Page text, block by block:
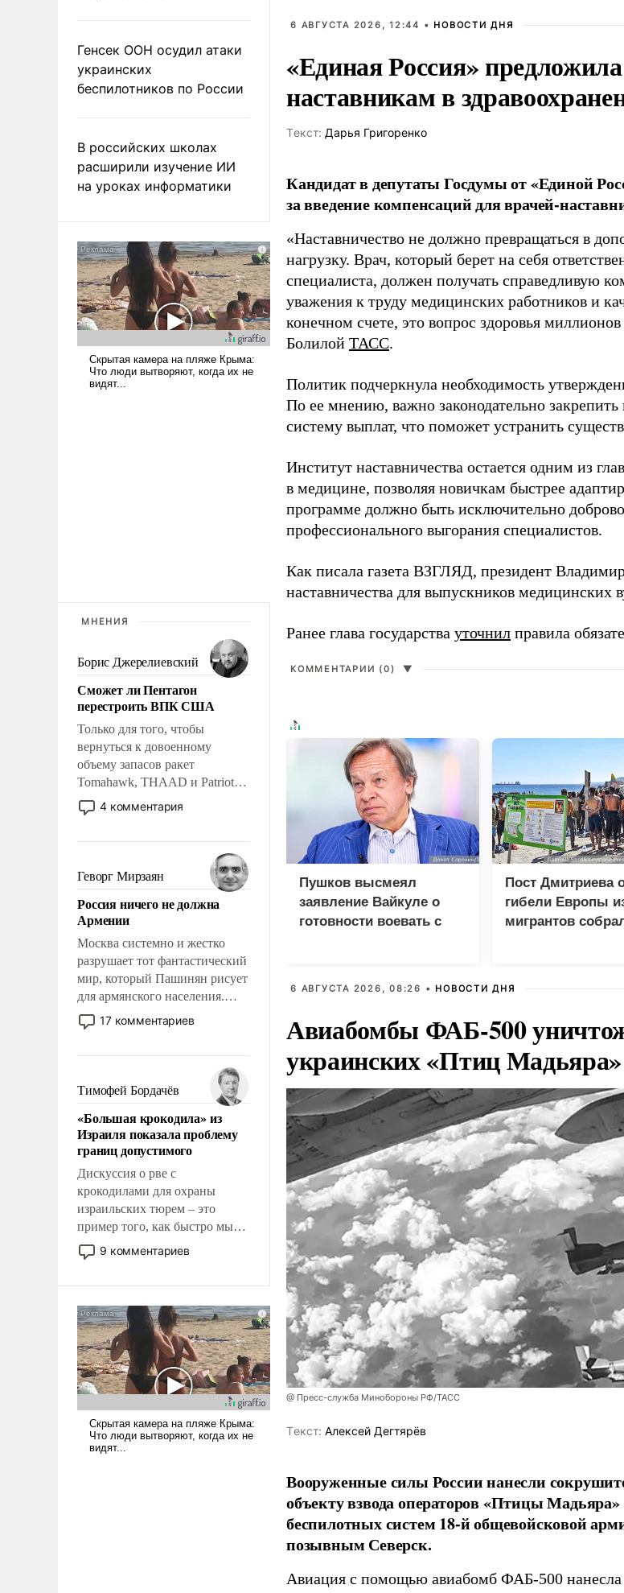
Генсек ООН осудил атаки
украинских
беспилотников по России
В российских школах
расширили изучение ИИ
на уроках информатики
МНЕНИЯ
Борис Джерелиевский
Сможет ли Пентагон
перестроить ВПК США
Только для того, чтобы
вернуться к довоенному
объему запасов ракет
Tomahawk, THAAD и Patriot
США потребуется более трех
лет. Даже небольшая война с
Сложившаяся ситуация
означает многолетний период
уязвимости США, например,
перед Китаем.
4 комментария
Геворг Мирзаян
Россия ничего не должна
Армении
Москва системно и жестко
разрушает тот фантастический
мир, который Пашинян рисует
для армянского населения.
Мир, где политические
прожекты будут безусловно
налогоплательщиков и где
Еревану за свои поступки не
нужно отвечать.
17 комментариев
Тимофей Бордачёв
«Большая крокодила» из
Израиля показала проблему
границ допустимого
Дискуссия о рве с
крокодилами для охраны
израильских тюрем – это
пример того, как быстро мы
двигаемся по пути
революционных изменений.
псевдонаучной фантастики,
стало всерьез обсуждаемой
идеей.
9 комментариев
6 АВГУСТА 2026, 12:44 • НОВОСТИ ДНЯ
«Единая Россия»
наставникам в
Tекст: Дарья Григоренко
Кандидат в депутаты Госдумы от «Единой
за введение компенсаций для врачей-
«Наставничество не должно превращаться в
нагрузку. Врач, который берет на себя
специалиста, должен получать справедливую
уважения к труду медицинских работников и
конечном счете, это вопрос здоровья
Болилой ТАСС.
Политик подчеркнула необходимость
По ее мнению, важно законодательно
систему выплат, что поможет устранить
Институт наставничества остается одним из
в медицине, позволяя новичкам быстрее
программе должно быть исключительно
профессионального выгорания специалистов.
Как писала газета ВЗГЛЯД, президент
наставничества для выпускников медицинских
Ранее глава государства уточнил правила
КОММЕНТАРИИ (0) ▼
Пушков высмеял
заявление Вайкуле о
готовности воевать с
Пост Дмитриева
гибели Европы
мигрантов
6 АВГУСТА 2026, 08:26 • НОВОСТИ ДНЯ
Авиабомбы ФАБ-500
украинских «Птиц Мадьяра»
@ Пресс-служба Минобороны РФ/ТАСС
Tекст: Алексей Дегтярёв
Вооруженные силы России нанесли
объекту взвода операторов «Птицы
беспилотных систем 18-й общевойсковой
позывным Северск.
Авиация с помощью авиабомб ФАБ-500 нанесла